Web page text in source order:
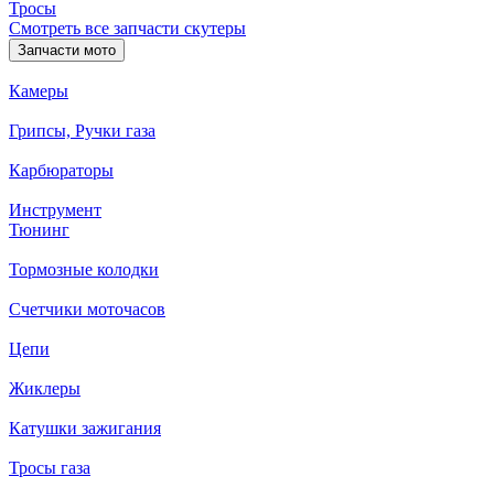
Тросы
Смотреть все запчасти скутеры
Запчасти мото
Камеры
Грипсы, Ручки газа
Карбюраторы
Инструмент
Тюнинг
Тормозные колодки
Счетчики моточасов
Цепи
Жиклеры
Катушки зажигания
Тросы газа